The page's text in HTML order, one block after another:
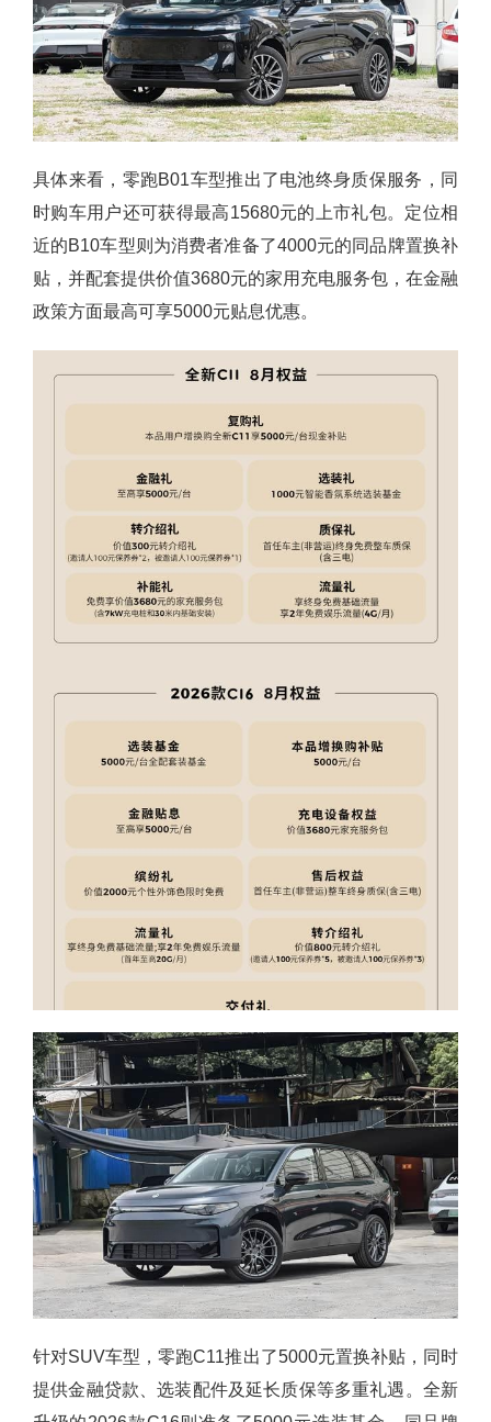
具体来看，零跑B01车型推出了电池终身质保服务，同
时购车用户还可获得最高15680元的上市礼包。定位相
近的B10车型则为消费者准备了4000元的同品牌置换补
贴，并配套提供价值3680元的家用充电服务包，在金融
政策方面最高可享5000元贴息优惠。
针对SUV车型，零跑C11推出了5000元置换补贴，同时
提供金融贷款、选装配件及延长质保等多重礼遇。全新